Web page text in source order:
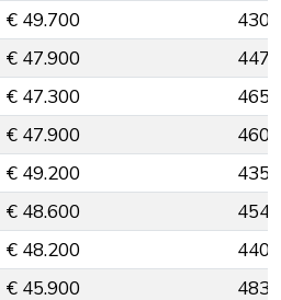
€ 49.700
430
€ 47.900
447
€ 47.300
465
€ 47.900
460
€ 49.200
435
€ 48.600
454
€ 48.200
440
€ 45.900
483